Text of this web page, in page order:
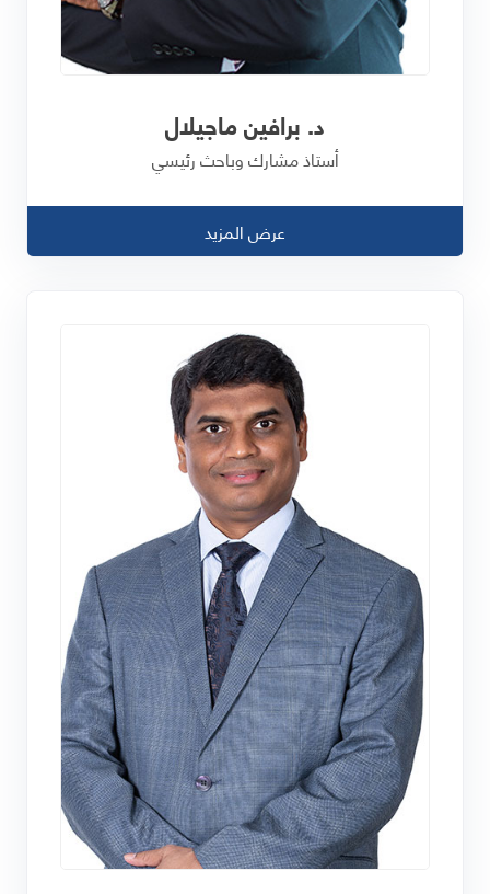
د. برافين ماجيلال
أستاذ مشارك وباحث رئيسي
عرض المزيد